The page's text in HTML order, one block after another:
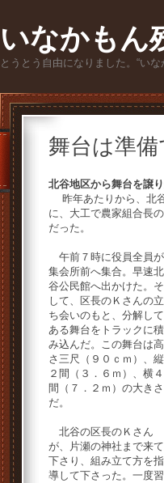
いなかもん
とうとう自由になりました。“い
舞台は準
北谷地区から舞台を譲
昨年あたりから、北
に、大工で農家組合長
だった。
午前７時に役員全員が
集会所前へ集合。早速北
谷公民館へ出かけた。そ
して、区長のＫさんの立
ち会いのもと、分解して
ある舞台をトラックに積
み込んだ。この舞台は高
さ三尺（９０ｃｍ）、縦
２間（３．６ｍ）、横４
間（７．２ｍ）の大きさ
だ。
北谷の区長のＫさん
が、片瀬の神社まで来て
下さり、組み立て方を指
導して下さった。一度習